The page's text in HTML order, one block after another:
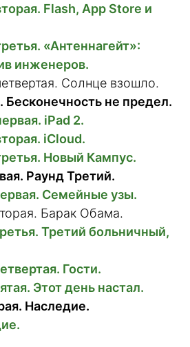
Flash, App Store и
«Антеннагейт»:
инженеров.
Солнце взошло.
Бесконечность не предел.
iPad 2.
iCloud.
Новый Кампус.
Раунд Третий.
Семейные узы.
Барак Обама.
Третий больничный,
Гости.
Этот день настал.
Наследие.